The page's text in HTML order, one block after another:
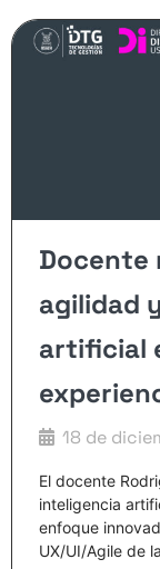
Docente
agilidad
artificial
18 de
El docente
inteligencia
enfoque
UX/UI/Agile de